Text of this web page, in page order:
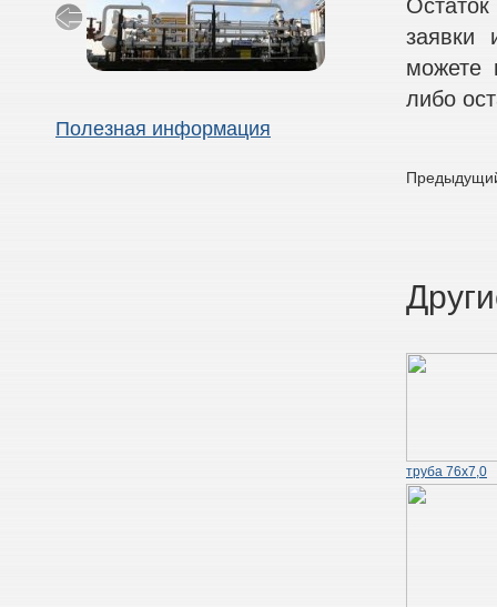
Полезная информация
заявки
можете
либо
труба 76х7,0